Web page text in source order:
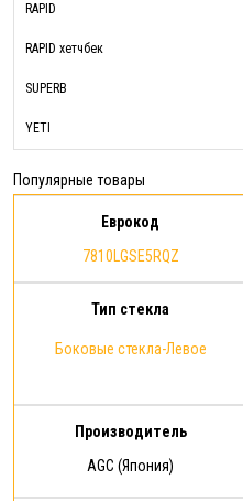
RAPID
RAPID хетчбек
SUPERB
YETI
Популярные товары
Еврокод
7810LGSE5RQZ
Тип стекла
Боковые стекла-Левое
Производитель
AGC (Япония)